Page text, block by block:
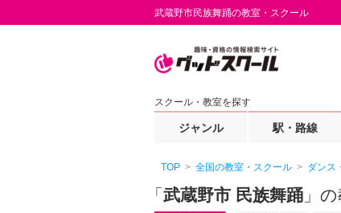
武蔵野市民族舞踊の教室・スクール
スクール・教室を探す
ジャンル 駅・路線
TOP 全国の教室・スクール ダンス
「 武蔵野市 民族舞踊 」